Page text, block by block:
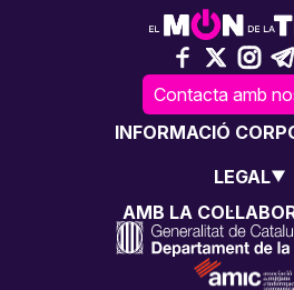
Contacta amb
INFORMACIÓ
LEGAL
AMB LA